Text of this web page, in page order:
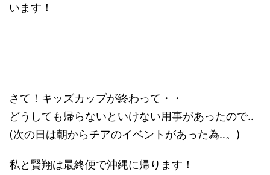
います！
さて！キッズカップが終わって・・
どうしても帰らないといけない用事があったので‥
(次の日は朝からチアのイベントがあった為‥。)
私と賢翔は最終便で沖縄に帰ります！